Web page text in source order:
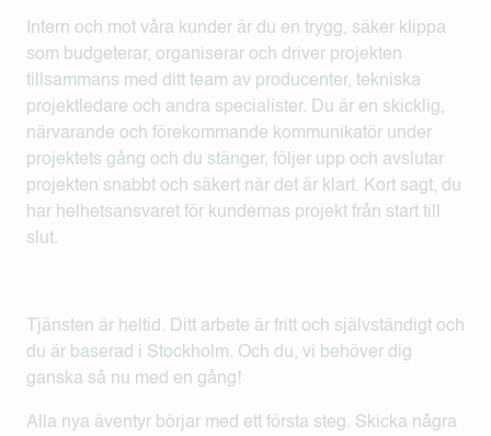
Intern och mot våra kunder är du en trygg, säker klippa
som budgeterar, organiserar och driver projekten
tillsammans med ditt team av producenter, tekniska
projektledare och andra specialister. Du är en skicklig,
närvarande och förekommande kommunikatör under
projektets gång och du stänger, följer upp och avslutar
projekten snabbt och säkert när det är klart. Kort sagt, du
har helhetsansvaret för kundernas projekt från start till
slut.
Tjänsten är heltid. Ditt arbete är fritt och självständigt och
du är baserad i Stockholm. Och du, vi behöver dig
ganska så nu med en gång!
Alla nya äventyr börjar med ett första steg. Skicka några